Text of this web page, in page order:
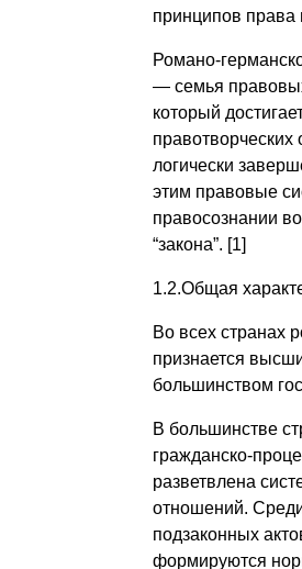
принципов права
Романо-
— семья
который
логически
этим правовые
правосознании
“закона”. [1]
1.2.Общая
Во всех странах
признается
большинством
В большинстве
гражданско-
разветвлена
отношений. Среди
подзаконных
формируются